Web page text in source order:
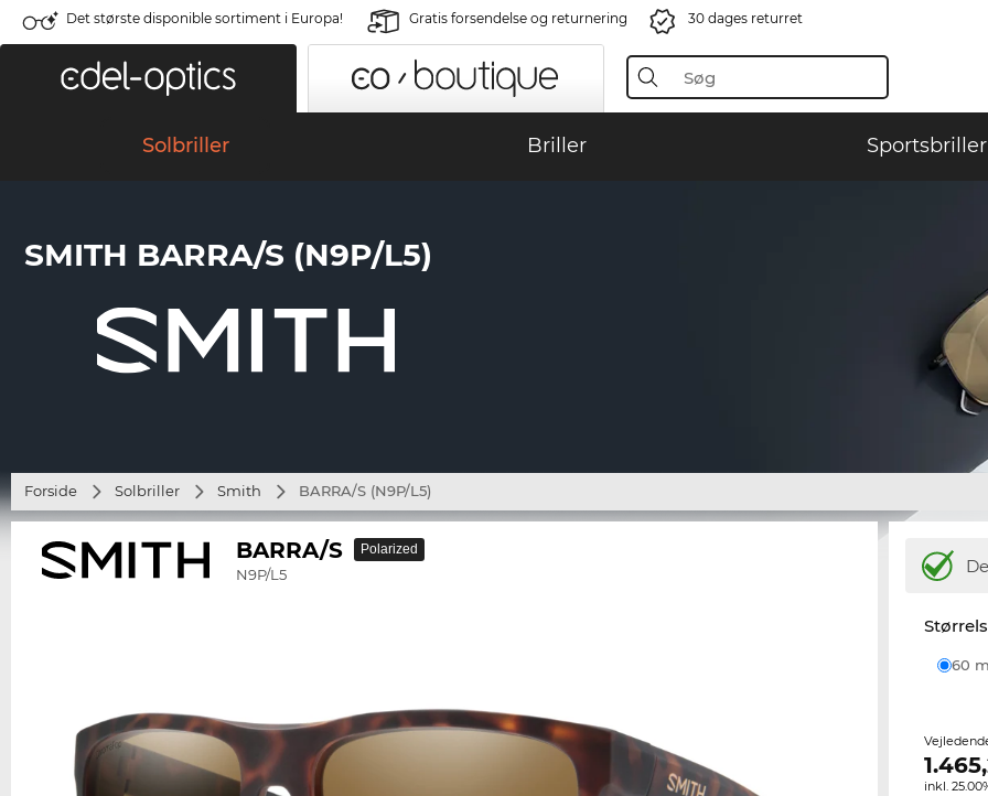
Det største disponible sortiment i Europa! Gratis forsendelse og returnering 30 dages returret
Solbriller Briller Sportsbriller
SMITH BARRA/S (N9P/L5)
Forside Solbriller Smith BARRA/S (N9P/L5)
BARRA/S
N9P/L5
Polarized
60
inkl.